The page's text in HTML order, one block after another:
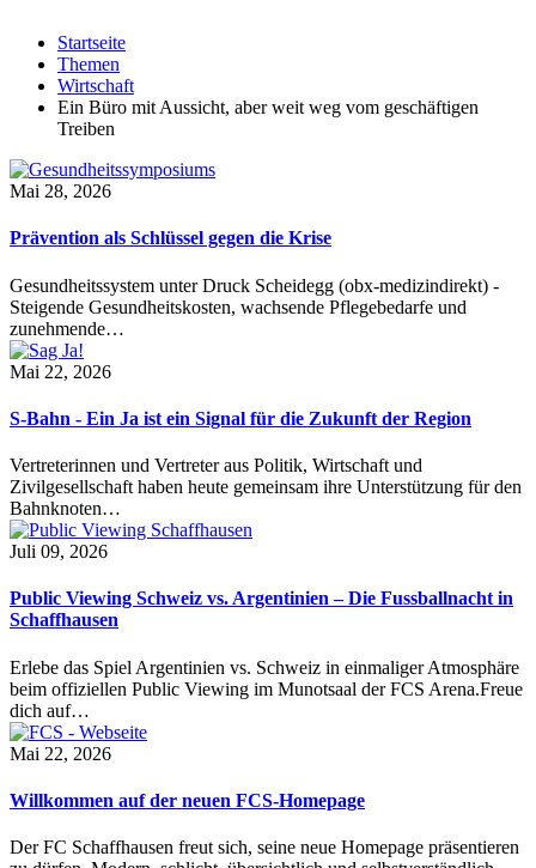
Startseite
Themen
Wirtschaft
Ein Büro mit Aussicht, aber weit weg vom geschäftigen
Treiben
Mai 28, 2026
Prävention als Schlüssel gegen die Krise
Gesundheitssystem unter Druck Scheidegg (obx-medizindirekt) -
Steigende Gesundheitskosten, wachsende Pflegebedarfe und
zunehmende…
Mai 22, 2026
S-Bahn - Ein Ja ist ein Signal für die Zukunft der Region
Vertreterinnen und Vertreter aus Politik, Wirtschaft und
Zivilgesellschaft haben heute gemeinsam ihre Unterstützung für den
Bahnknoten…
Juli 09, 2026
Public Viewing Schweiz vs. Argentinien – Die Fussballnacht in
Schaffhausen
Erlebe das Spiel Argentinien vs. Schweiz in einmaliger Atmosphäre
beim offiziellen Public Viewing im Munotsaal der FCS Arena.Freue
dich auf…
Mai 22, 2026
Willkommen auf der neuen FCS-Homepage
Der FC Schaffhausen freut sich, seine neue Homepage präsentieren